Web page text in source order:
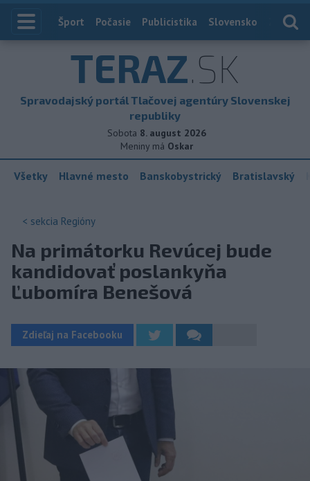
Index
Šport Počasie Publicistika Slovensko
TERAZ.SK
Spravodajský portál Tlačovej agentúry Slovenskej
republiky
Sobota 8. august 2026
Meniny má Oskar
Všetky Hlavné mesto Banskobystrický Bratislavský
< sekcia Regióny
Na primátorku Revúcej bude
kandidovať poslankyňa
Ľubomíra Benešová
Zdieľaj na Facebooku